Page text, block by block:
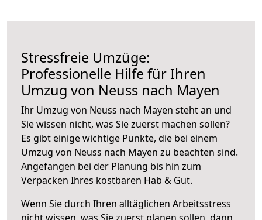
Stressfreie Umzüge:
Professionelle Hilfe für Ihren
Umzug von Neuss nach Mayen
Ihr Umzug von Neuss nach Mayen steht an und
Sie wissen nicht, was Sie zuerst machen sollen?
Es gibt einige wichtige Punkte, die bei einem
Umzug von Neuss nach Mayen zu beachten sind.
Angefangen bei der Planung bis hin zum
Verpacken Ihres kostbaren Hab & Gut.
Wenn Sie durch Ihren alltäglichen Arbeitsstress